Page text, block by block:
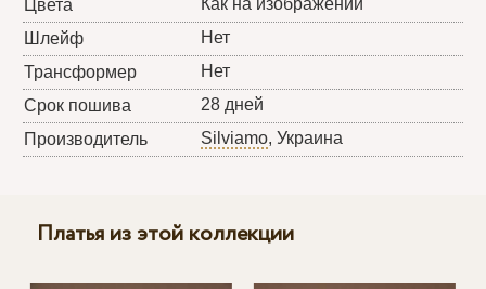
Цвета
Шлейф
Нет
Трансформер
Нет
Срок пошива
28 дней
Производитель
Silviamo, Украина
Платья из этой коллекции